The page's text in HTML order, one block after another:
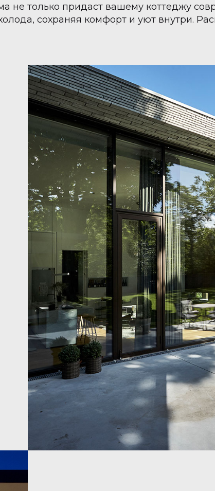
не только придаст вашему коттеджу
сохраняя комфорт и уют внутри.